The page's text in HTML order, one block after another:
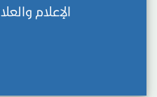
الإعلام